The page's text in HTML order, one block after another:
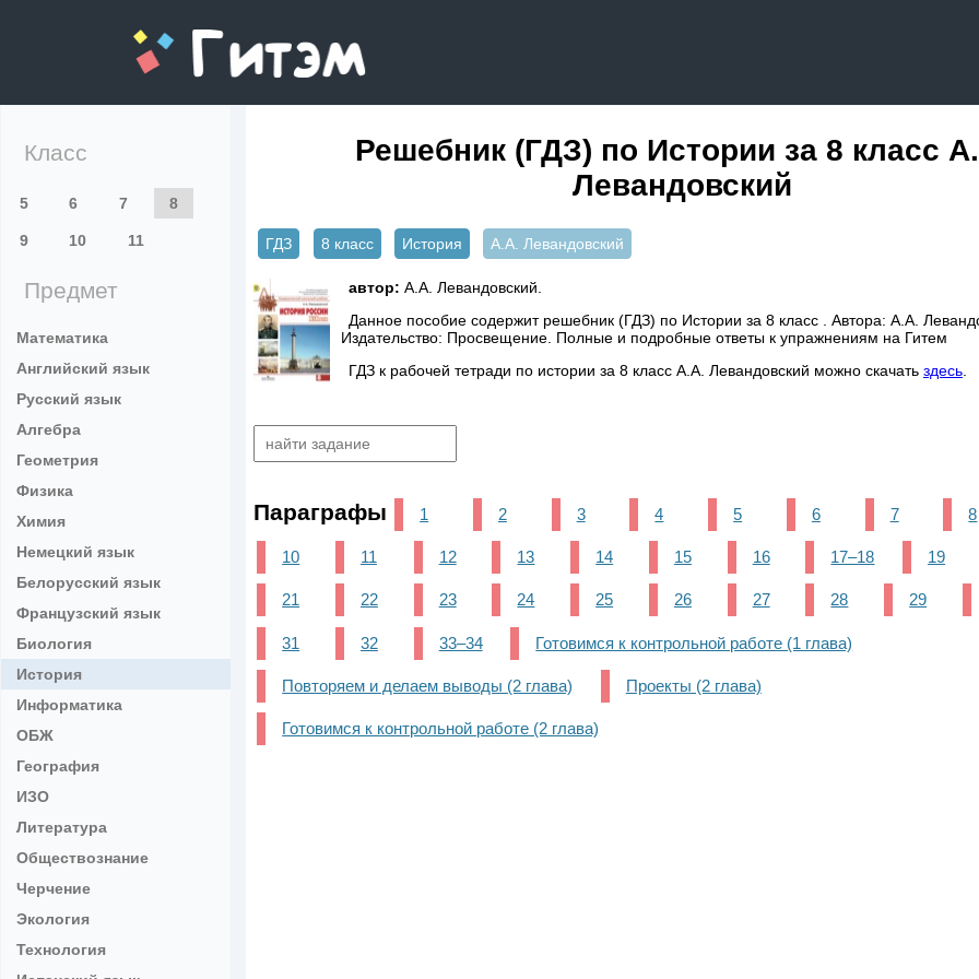
gitem.me
Класс
5 6 7 8
9 10 11
Предмет
Математика
Английский язык
Русский язык
Алгебра
Геометрия
Физика
Химия
Немецкий язык
Белорусский язык
Французский язык
Биология
История
Информатика
ОБЖ
География
ИЗО
Литература
Обществознание
Черчение
Экология
Технология
Решебник (ГДЗ) по Истории за 8 класс
Левандовский
ГДЗ 8 класс История А.А. Левандовский
автор: А.А. Левандовский.
Данное пособие содержит решебник (ГДЗ) по Истории за 8 класс . Автора: А.А.
Издательство: Просвещение. Полные и подробные ответы к упражнениям на Гитем
ГДЗ к рабочей тетради по истории за 8 класс А.А. Левандовский можно скачать здесь.
Параграфы 1 2 3 4 5 6 7 8
10 11 12 13 14 15 16 17–18 19
21 22 23 24 25 26 27 28 29
31 32 33–34 Готовимся к контрольной работе (1 глава)
Повторяем и делаем выводы (2 глава) Проекты (2 глава)
Готовимся к контрольной работе (2 глава)